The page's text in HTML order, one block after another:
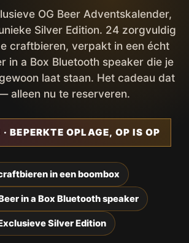
OG Beer Adventskalender,
Silver Edition. 24 zorgvuldig
craftbieren, verpakt in een écht
in a Box Bluetooth speaker die je
laat staan. Het cadeau dat
alleen nu te reserveren.
BEPERKTE OPLAGE, OP IS OP
in een boombox
in a Box Bluetooth speaker
Silver Edition